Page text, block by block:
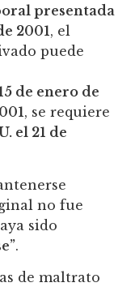
presentada
2001, el
puede
de enero de
, se requiere
el 21 de
no fue
sido
.
de maltrato